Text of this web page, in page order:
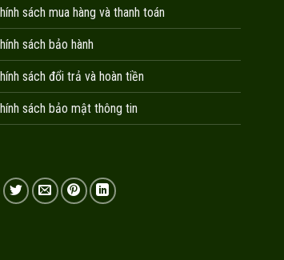
sách mua hàng và thanh toán
sách bảo hành
sách đổi trả và hoàn tiền
sách bảo mật thông tin